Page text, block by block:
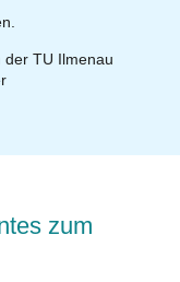
der TU Ilmenau
zum